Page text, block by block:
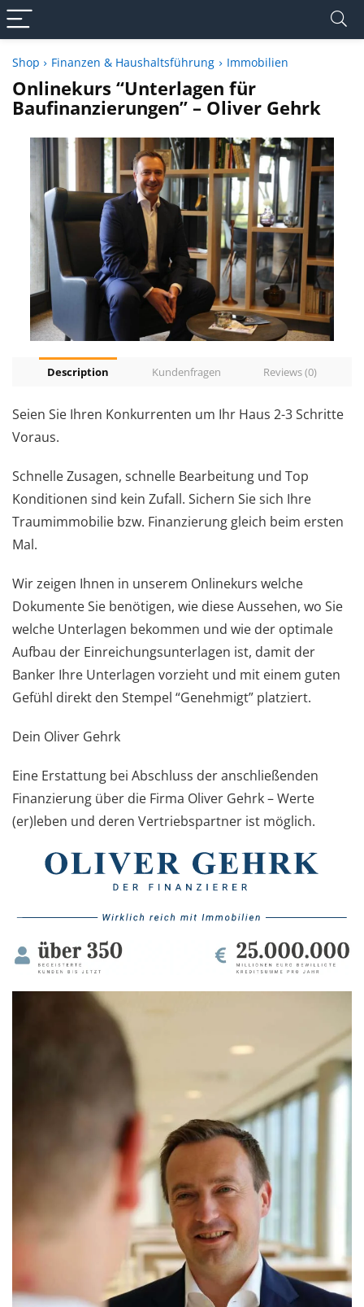
Shop Finanzen & Haushaltsführung Immobilien
Onlinekurs “Unterlagen für
Baufinanzierungen” – Oliver Gehrk
Description Kundenfragen Reviews (0)
Seien Sie Ihren Konkurrenten um Ihr Haus 2-3 Schritte
Voraus.
Schnelle Zusagen, schnelle Bearbeitung und Top
Konditionen sind kein Zufall. Sichern Sie sich Ihre
Traumimmobilie bzw. Finanzierung gleich beim ersten
Mal.
Wir zeigen Ihnen in unserem Onlinekurs welche
Dokumente Sie benötigen, wie diese Aussehen, wo Sie
welche Unterlagen bekommen und wie der optimale
Aufbau der Einreichungsunterlagen ist, damit der
Banker Ihre Unterlagen vorzieht und mit einem guten
Gefühl direkt den Stempel “Genehmigt” platziert.
Dein Oliver Gehrk
Eine Erstattung bei Abschluss der anschließenden
Finanzierung über die Firma Oliver Gehrk – Werte
(er)leben und deren Vertriebspartner ist möglich.